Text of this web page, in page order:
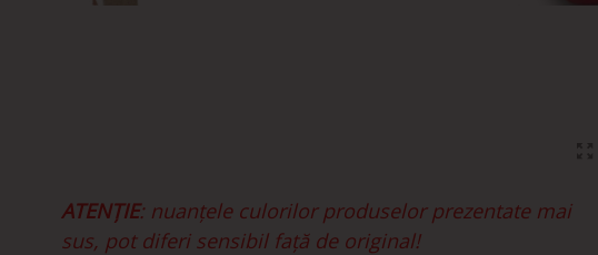
ATENȚIE: nuanțele culorilor produselor prezentate mai
sus, pot diferi sensibil față de original!